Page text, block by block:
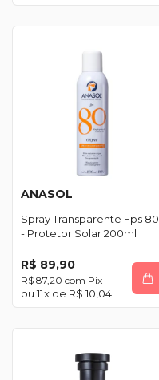
ANASOL
Spray Transparente Fps 80
- Protetor Solar 200ml
R$ 89,90
R$ 87,20 com Pix
11x de R$ 10,04